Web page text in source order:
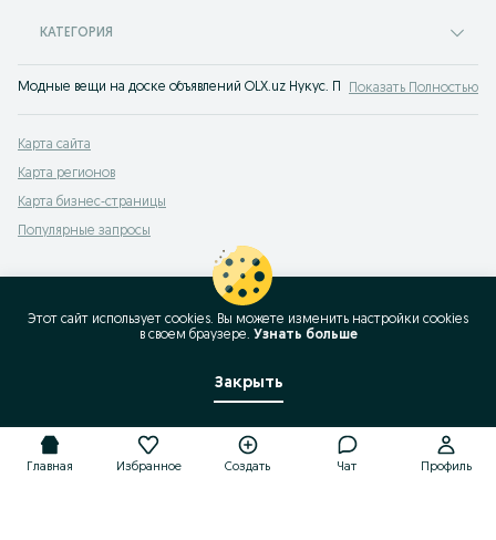
КАТЕГОРИЯ
Модные вещи на доске объявлений OLX.uz Нукус. Покупайте все самое
Показать Полностью
Карта сайта
Карта регионов
Карта бизнес-страницы
Популярные запросы
Главная Избранное Создать Чат Профиль
Этот сайт использует cookies. Вы можете изменить настройки cookies
в своeм браузере. Узнать больше
Закрыть